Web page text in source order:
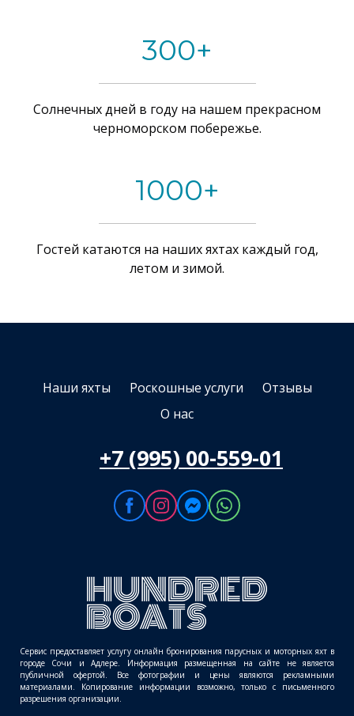
300+
Солнечных дней в году на нашем прекрасном
черноморском побережье.
1000+
Гостей катаются на наших яхтах каждый год,
летом и зимой.
Наши яхты Роскошные услуги
Отзывы
О нас
+7 (995) 00-559-01
Сервис предоставляет услугу онлайн бронирования парусных и моторных яхт в
городе Сочи и Адлере. Информация размещенная на сайте не является
публичной офертой. Все фотографии и цены являются рекламными
материалами. Копирование информации возможно, только с письменного
разрешения организации.